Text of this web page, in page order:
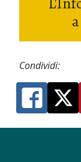
Condividi: